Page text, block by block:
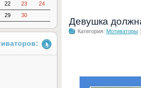
Девушка
Категория: Мотиваторы
22 23
24
29 30